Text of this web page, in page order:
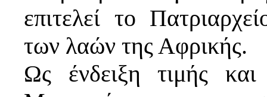
επιτελεί το
των λαών της Αφρικής.
Ως ένδειξη τιμής